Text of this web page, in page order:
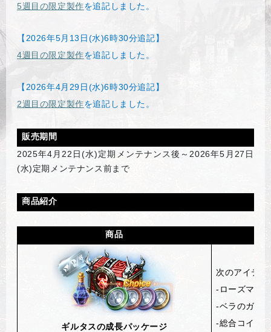
5週目の限定製作を追記しました。
【2026年5月13日(水)6時30分追記】
4週目の限定製作を追記しました。
【2026年4月29日(水)6時30分追記】
2週目の限定製作を追記しました。
販売期間
2025年4月22日(水)定期メンテナンス後～2026年5月27日
(水)定期メンテナンス前まで
商品紹介
商品
ギルタスの成長パッケージ
次のアイテ
- ローズマリ
-ベラのガチ
-総合コイン